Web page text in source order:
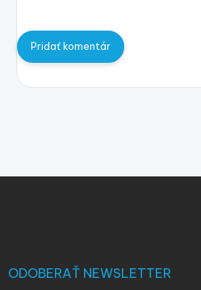
Pridať komentár
ODOBERAŤ NEWSLETTER